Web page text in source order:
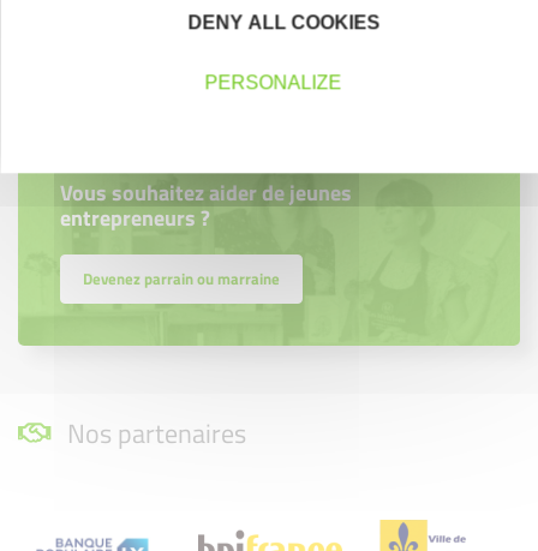
Vous souhaitez aider de jeunes
entrepreneurs ?
Devenez parrain ou marraine
Nos partenaires
DENY ALL COOKIES
PERSONALIZE